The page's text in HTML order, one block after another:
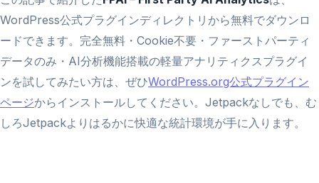
WordPress公式プラグインディレクトリから無料でダウンロ
ードできます。完全無料・Cookie不要・ファーストパーティ
データのみ・AI分析機能搭載の軽量アナリティクスプラグイ
ンを試してみたい方は、ぜひWordPress.org公式プラグイン
ページからインストールしてください。Jetpackなしでも、む
しろJetpackよりはるかに快適な統計環境が手に入ります。